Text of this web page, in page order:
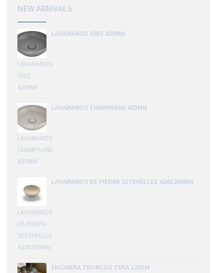
NEW ARRIVALS
LAVAMANOS
GRIS
425MM
LAVAMANOS GRIS 425MM
LAVAMANOS
CHAMPAGNE
425MM
LAVAMANOS CHAMPAGNE 425MM
LAVAMANOS
DE PIEDRA
SEYSHELLES
420X200MM
LAVAMANOS DE PIEDRA SEYSHELLES 420X200MM
ENCIMERA TRONCOS TEKA 120CM